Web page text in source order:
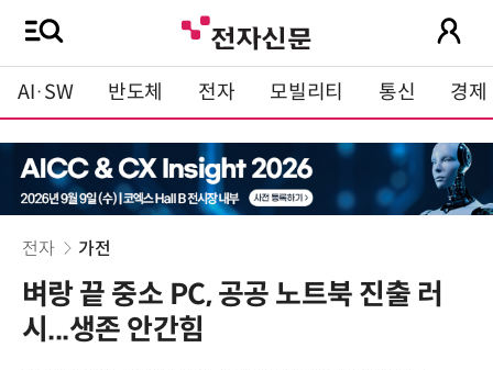
AI·SW 반도체 전자 모빌리티 통신 경제
전자 가전
벼랑 끝 중소 PC, 공공 노트북 진출 러
시...생존 안간힘